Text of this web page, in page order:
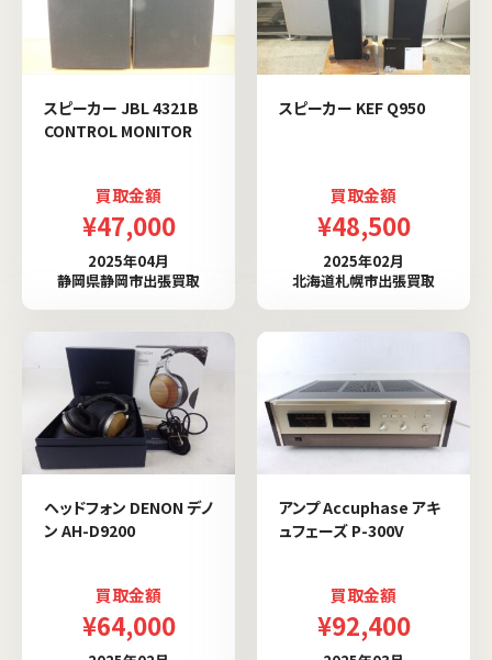
スピーカー JBL 4321B
CONTROL MONITOR
買取金額
¥47,000
2025年04月
静岡県静岡市出張買取
スピーカー KEF Q950
買取金額
¥48,500
2025年02月
北海道札幌市出張買取
ヘッドフォン DENON デノ
ン AH-D9200
買取金額
¥64,000
アンプ Accuphase アキ
ュフェーズ P-300V
買取金額
¥92,400